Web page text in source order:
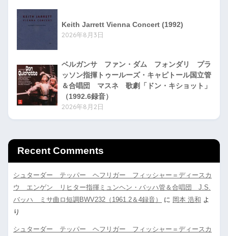
Keith Jarrett Vienna Concert (1992)
2026年8月3日
ベルガンサ ファン・ダム フォンダリ プラ
ッソン指揮トゥールーズ・キャピトール国立管
＆合唱団 マスネ 歌劇「ドン・キショット」
（1992.6録音）
2026年8月2日
Recent Comments
シュターダー テッパー ヘフリガー フィッシャー＝ディースカ
ウ エンゲン リヒター指揮ミュンヘン・バッハ管＆合唱団 J.S.
バッハ ミサ曲ロ短調BWV232（1961.2＆4録音）
に 岡本 浩和 よ
り
シュターダー テッパー ヘフリガー フィッシャー＝ディースカ